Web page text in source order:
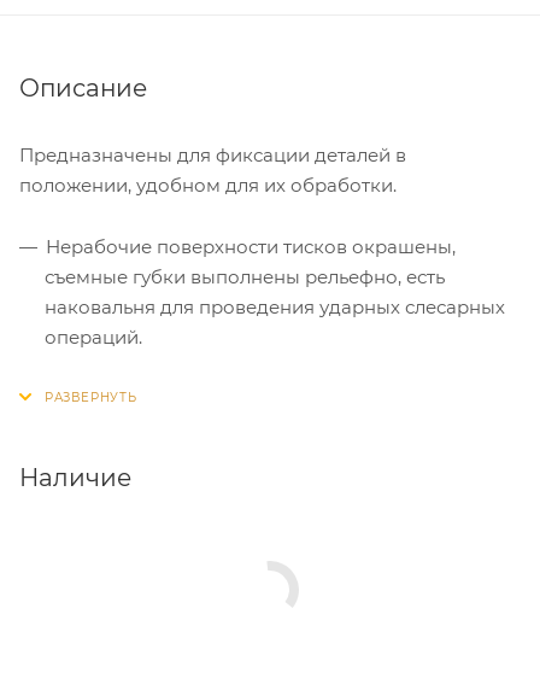
Описание
Предназначены для фиксации деталей в
положении, удобном для их обработки.
Нерабочие поверхности тисков окрашены,
съемные губки выполнены рельефно, есть
наковальня для проведения ударных слесарных
операций.
выбирая наиболее удобное положение, и
Наличие